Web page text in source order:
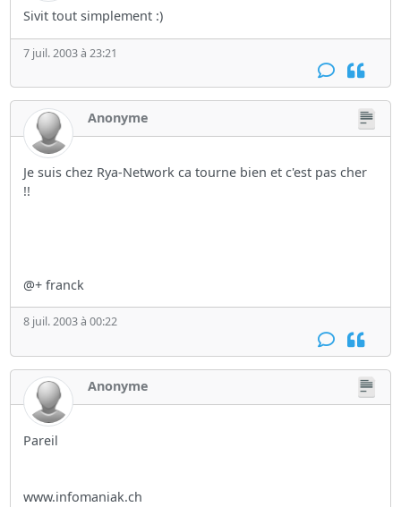
Sivit tout simplement :)
7 juil. 2003 à 23:21
Anonyme
Je suis chez Rya-Network ca tourne bien et c'est pas cher
!!
@+ franck
8 juil. 2003 à 00:22
Anonyme
Pareil
www.infomaniak.ch